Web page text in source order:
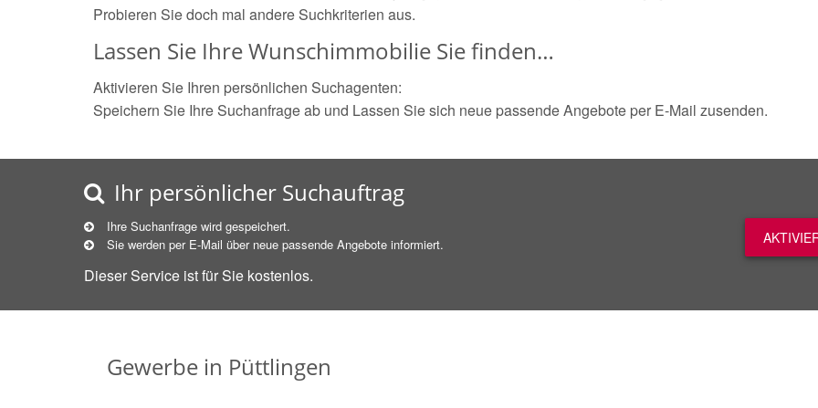
Probieren Sie doch mal andere Suchkriterien aus.
Lassen Sie Ihre Wunschimmobilie Sie finden…
Aktivieren Sie Ihren persönlichen Suchagenten:
Speichern Sie Ihre Suchanfrage ab und Lassen Sie sich neue passende Angebote per E-Mail zusenden.
Ihr persönlicher Suchauftrag
Ihre Suchanfrage wird gespeichert.
Sie werden per E-Mail über neue passende Angebote informiert.
Dieser Service ist für Sie kostenlos.
Gewerbe in Püttlingen